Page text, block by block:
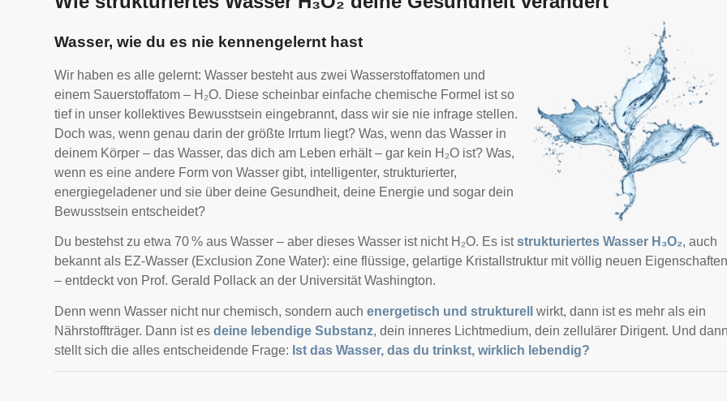
Wasser, wie du es nie kennengelernt hast
Wir haben es alle gelernt: Wasser besteht aus zwei Wasserstoffatomen und
einem Sauerstoffatom – H₂O. Diese scheinbar einfache chemische Formel ist so
tief in unser kollektives Bewusstsein eingebrannt, dass wir sie nie infrage stellen.
Doch was, wenn genau darin der größte Irrtum liegt? Was, wenn das Wasser in
deinem Körper – das Wasser, das dich am Leben erhält – gar kein H₂O ist? Was,
wenn es eine andere Form von Wasser gibt, intelligenter, strukturierter,
energiegeladener und sie über deine Gesundheit, deine Energie und sogar dein
Bewusstsein entscheidet?
Du bestehst zu etwa 70 % aus Wasser – aber dieses Wasser ist nicht H₂O. Es iststrukturiertes Wasser H₃O₂, auch
bekannt als EZ-Wasser (Exclusion Zone Water): eine flüssige, gelartige Kristallstruktur mit völlig neuen Eigenschaften
– entdeckt von Prof. Gerald Pollack an der Universität Washington.
Denn wenn Wasser nicht nur chemisch, sondern auch energetisch und strukturell
wirkt, dann ist es mehr als ein
Nährstoffträger. Dann ist es deine lebendige Substanz, dein inneres Lichtmedium, dein zellulärer Dirigent. Und
stellt sich die alles entscheidende Frage: Ist das Wasser, das du trinkst, wirklich lebendig?